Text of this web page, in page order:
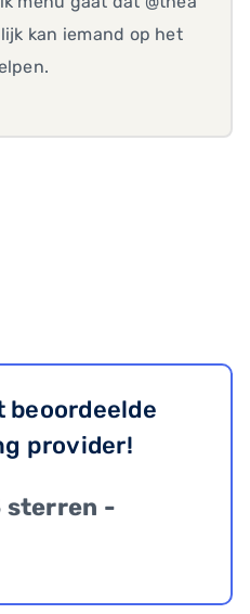
kan iemand op het
beoordeelde
provider!
sterren -